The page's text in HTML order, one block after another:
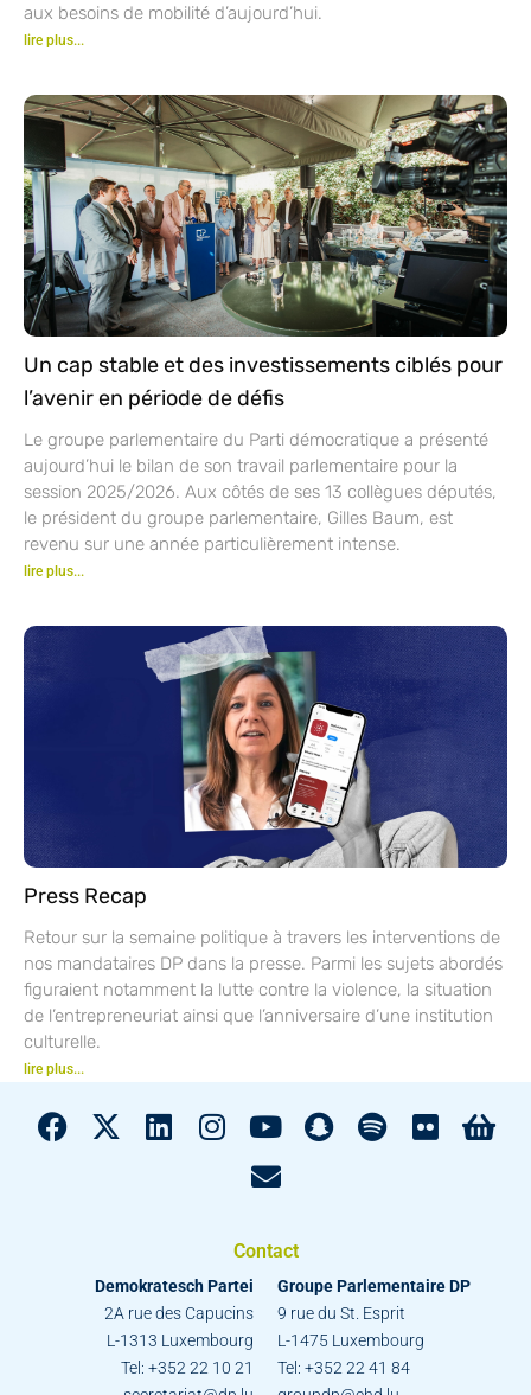
aux besoins de mobilité d’aujourd’hui.
lire plus...
Un cap stable et des investissements ciblés pour
l’avenir en période de défis
Le groupe parlementaire du Parti démocratique a présenté
aujourd’hui le bilan de son travail parlementaire pour la
session 2025/2026. Aux côtés de ses 13 collègues députés,
le président du groupe parlementaire, Gilles Baum, est
revenu sur une année particulièrement intense.
lire plus...
Press Recap
Retour sur la semaine politique à travers les interventions de
nos mandataires DP dans la presse. Parmi les sujets abordés
figuraient notamment la lutte contre la violence, la situation
de l’entrepreneuriat ainsi que l’anniversaire d’une institution
culturelle.
lire plus...
Contact
Demokratesch Partei
2A rue des Capucins
L-1313 Luxembourg
Tel: +352 22 10 21
Groupe Parlementaire DP
9 rue du St. Esprit
L-1475 Luxembourg
Tel: +352 22 41 84